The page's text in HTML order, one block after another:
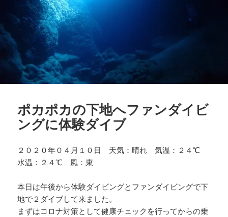
ポカポカの下地へファンダイビ
ングに体験ダイブ
２０２０年０４月１０日 天気：晴れ 気温：２４℃
水温：２４℃ 風：東
本日は午後から体験ダイビングとファンダイビングで下
地で２ダイブして来ました。
まずはコロナ対策として健康チェックを行ってからの乗